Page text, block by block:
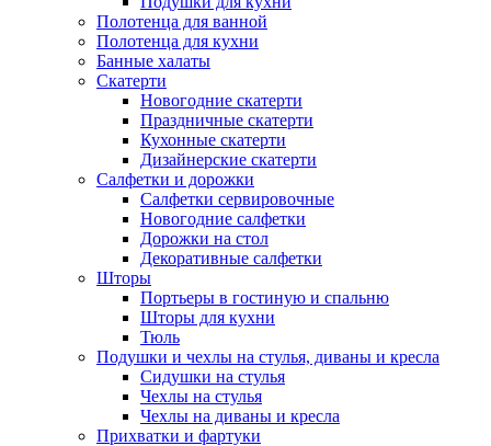
Полотенца для ванной
Полотенца для кухни
Банные халаты
Скатерти
Новогодние скатерти
Праздничные скатерти
Кухонные скатерти
Дизайнерские скатерти
Салфетки и дорожки
Салфетки сервировочные
Новогодние салфетки
Дорожки на стол
Декоративные салфетки
Шторы
Портьеры в гостиную и спальню
Шторы для кухни
Тюль
Подушки и чехлы на стулья, диваны и кресла
Сидушки на стулья
Чехлы на стулья
Чехлы на диваны и кресла
Прихватки и фартуки